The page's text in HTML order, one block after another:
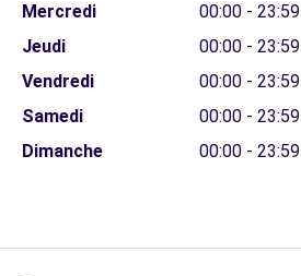
Mercredi
00:00 - 23:59
Jeudi
00:00 - 23:59
Vendredi
00:00 - 23:59
Samedi
00:00 - 23:59
Dimanche
00:00 - 23:59